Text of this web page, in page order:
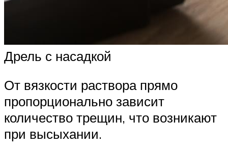
Дрель с насадкой
От вязкости раствора прямо
пропорционально зависит
количество трещин, что возникают
при высыхании.